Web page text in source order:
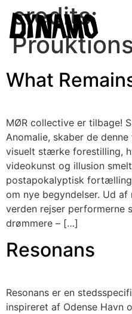
credits:
What
MØR collective er tilbage!
Anomalie, skaber de
visuelt stærke forestilling,
videokunst og illusion
postapokalyptisk fortælling
om nye begyndelser. Ud
verden rejser
drømmere – […]
Resonans
Resonans er en
inspireret af Odense Havn